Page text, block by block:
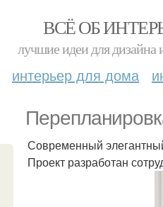
ВСЁ ОБ
лучшие идеи для дизайна
интерьер для дома
Современный
Проект разработан